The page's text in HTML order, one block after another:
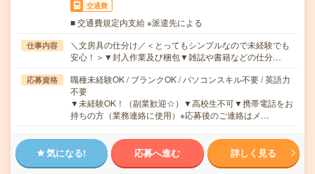
交通費
■ 交通費規定内支給 ※派遣先による
仕事内容
＼文房具の仕分け／＜とってもシンプルなので未経験でも
安心！＞▼封入作業及び梱包▼雑誌や書籍などの仕分…
応募資格
職種未経験OK / ブランクOK / パソコンスキル不要 / 英語力
不要
▼未経験OK！（副業歓迎☆）▼高校生不可▼携帯電話をお
持ちの方（業務連絡に使用）※応募後のご連絡はメ…
気になる! 応募へ進む 詳しく見る